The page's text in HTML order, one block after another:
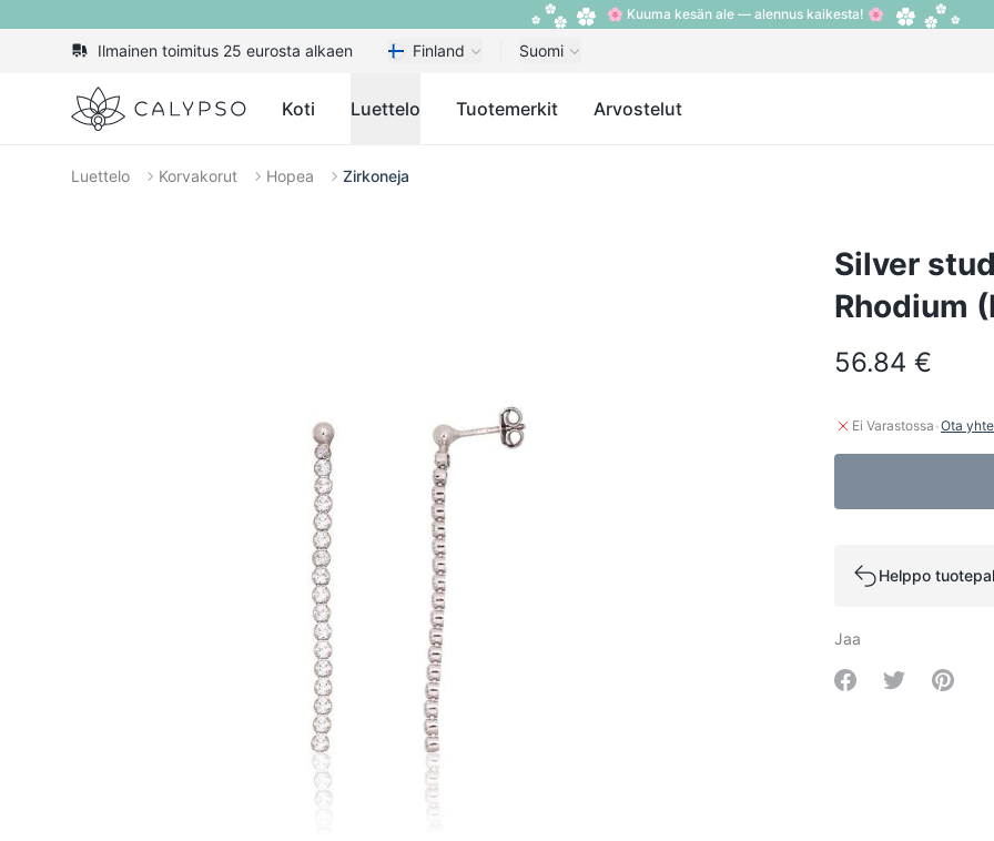
🌸 Kuuma kesän ale — alennus kaikesta! 🌸
Ilmainen toimitus 25 eurosta alkaen Finland Suomi
Calypso Koti Luettelo Tuotemerkit Arvostelut
Luettelo Korvakorut Hopea Zirkoneja
Silver
Rhodium
56.84 €
Ei Varastossa ·Ota
Helppo
Jaa
Share onShare on